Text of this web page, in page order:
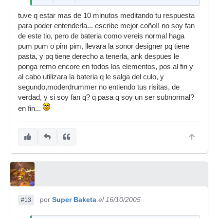
cajas el coated pinstripe y la
verdad es que según que
cajas suena way, lo he
probado en una mapex black
panther maple de 14" x6,5" y
en una pearl pree floater
maple de las mismas
medidas.
Lo que me planteo es el
el busca ese sonido pues usara ese
tuve q estar mas de 10 minutos meditando tu respuesta
para poder entenderla... escribe mejor coño!! no soy fan
de este tio, pero de bateria como vereis normal haga
pum pum o pim pim, llevara la sonor designer pq tiene
pasta, y pq tiene derecho a tenerla, ank despues le
ponga remo encore en todos los elementos, pos al fin y
al cabo utilizara la bateria q le salga del culo, y
segundo,moderdrummer no entiendo tus risitas, de
verdad, y si soy fan q? q pasa q soy un ser subnormal?
en fin...
#13 por Super Baketa el 16/10/2005